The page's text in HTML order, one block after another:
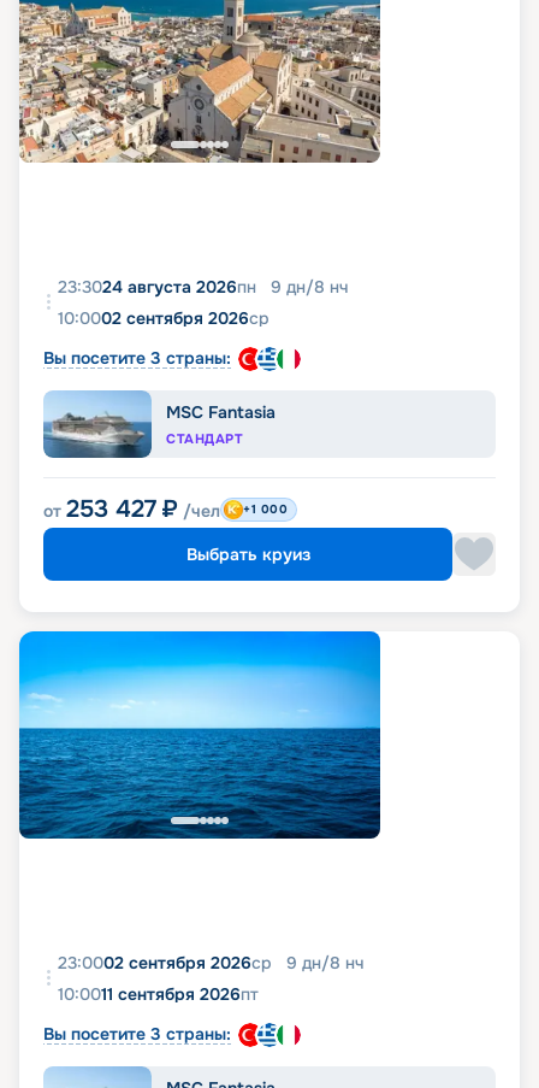
23:3024 августа 2026пн 9 дн/8 нч
10:0002 сентября 2026ср
Вы посетите 3 страны:
MSC Fantasia
СТАНДАРТ
от 253 427 ₽ /чел +1 000
Выбрать круиз
23:0002 сентября 2026ср 9 дн/8 нч
10:0011 сентября 2026пт
Вы посетите 3 страны: